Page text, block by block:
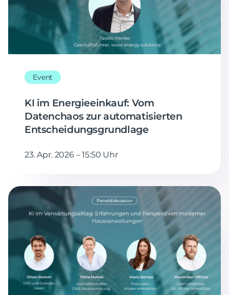
Event
KI im Energieeinkauf: Vom
Datenchaos zur automatisierten
Entscheidungsgrundlage
23. Apr. 2026 – 15:50 Uhr